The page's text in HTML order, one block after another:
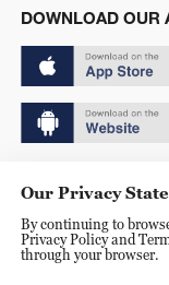
DOWNLOAD OUR
京ICP备20000184号
京公网安备
Our Privacy
By continuing to
Privacy Policy and
through your browser.